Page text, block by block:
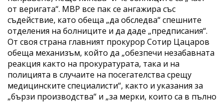
от веригата“. МВР все пак се ангажира със
съдействие, като обеща „да обследва“ спешните
отделения на болниците и да даде „предписания“.
От своя страна главният прокурор Сотир Цацаров
обеща механизъм, който да „обезпечи незабавната
реакция както на прокуратурата, така и на
полицията в случаите на посегателства срещу
медицинските специалисти“, както и указания за
„бързи производства“ и „за мерки, които са в пълно